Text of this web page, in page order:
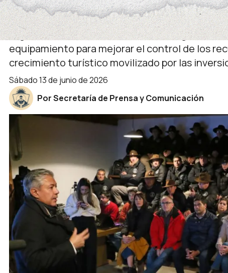
reconocimiento de
El gobernador destacó la labor de los
equipamiento para mejorar el control de los
crecimiento turístico movilizado por las
sábado 13 de junio de 2026
Por Secretaría de Prensa y Comunicación